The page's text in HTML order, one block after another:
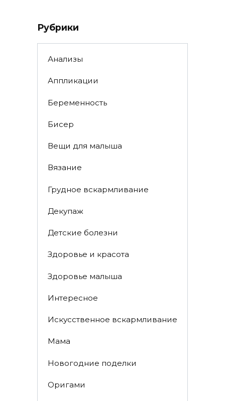
Рубрики
Анализы
Аппликации
Беременность
Бисер
Вещи для малыша
Вязание
Грудное вскармливание
Декупаж
Детские болезни
Здоровье и красота
Здоровье малыша
Интересное
Искусственное вскармливание
Мама
Новогодние поделки
Оригами